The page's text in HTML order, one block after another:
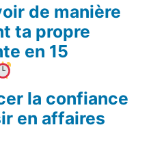
de manière
ta propre
en 15
la confiance
en affaires